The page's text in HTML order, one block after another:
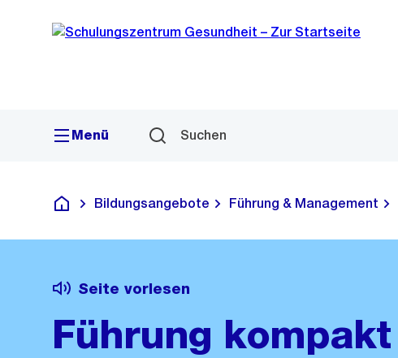
Navigation
Sprunglink
Menü Suchen
Schulungszentrum Gesundheit
Bildungsangebote Führung & Management
Seite vorlesen
Führung kompakt